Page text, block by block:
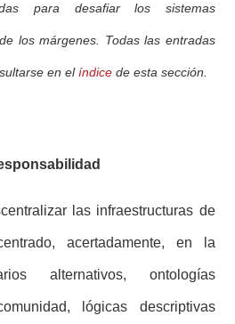
para desafiar los sistemas
los márgenes. Todas las entradas
en el índice de esta sección.
las infraestructuras de
acertadamente, en la
alternativos, ontologías
lógicas descriptivas